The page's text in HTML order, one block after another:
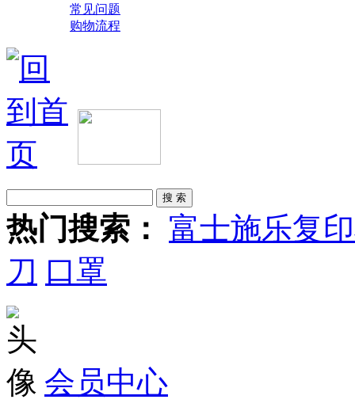
常见问题
购物流程
热门搜索：
富士施乐复
刀 口罩
会员中心